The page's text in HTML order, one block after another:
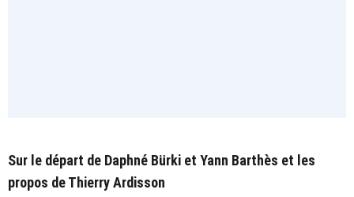
Sur le départ de Daphné Bürki et Yann Barthès et les
propos de Thierry Ardisson